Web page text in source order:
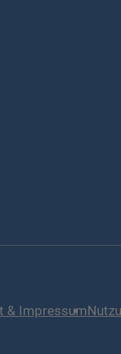
& Impressum